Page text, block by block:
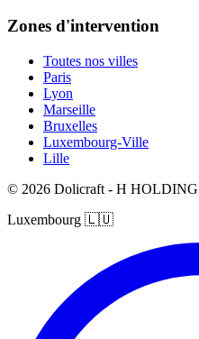
Zones d'intervention
Toutes nos villes
Paris
Lyon
Marseille
Bruxelles
Luxembourg-Ville
Lille
© 2026 Dolicraft - H HOLDING
Luxembourg 🇱🇺